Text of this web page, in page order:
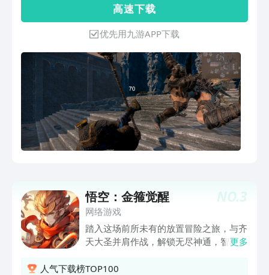
高 速 下 载
优先用九游APP下载
NO.3
悟空：金箍觉醒
网络游戏
踏入这场前所未有的放置冒险之旅，与齐
天大圣并肩作战，解锁无尽神通，智取妖
更多
人气下载榜TOP100